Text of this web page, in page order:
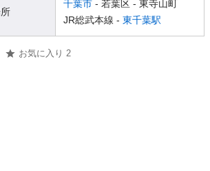
千葉市 - 若葉区 - 東寺山町
JR総武本線 - 東千葉駅
お気に入り 2